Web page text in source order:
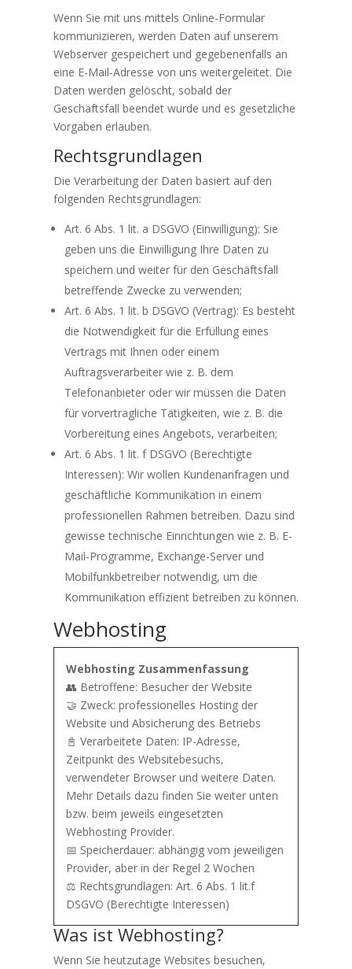
Wenn Sie mit uns mittels Online-Formular
kommunizieren, werden Daten auf unserem
Webserver gespeichert und gegebenenfalls an
eine E-Mail-Adresse von uns weitergeleitet. Die
Daten werden gelöscht, sobald der
Geschäftsfall beendet wurde und es gesetzliche
Vorgaben erlauben.
Rechtsgrundlagen
Die Verarbeitung der Daten basiert auf den
folgenden Rechtsgrundlagen:
Art. 6 Abs. 1 lit. a DSGVO (Einwilligung): Sie
geben uns die Einwilligung Ihre Daten zu
speichern und weiter für den Geschäftsfall
betreffende Zwecke zu verwenden;
Art. 6 Abs. 1 lit. b DSGVO (Vertrag): Es besteht
die Notwendigkeit für die Erfüllung eines
Vertrags mit Ihnen oder einem
Auftragsverarbeiter wie z. B. dem
Telefonanbieter oder wir müssen die Daten
für vorvertragliche Tätigkeiten, wie z. B. die
Vorbereitung eines Angebots, verarbeiten;
Art. 6 Abs. 1 lit. f DSGVO (Berechtigte
Interessen): Wir wollen Kundenanfragen und
geschäftliche Kommunikation in einem
professionellen Rahmen betreiben. Dazu sind
gewisse technische Einrichtungen wie z. B. E-
Mail-Programme, Exchange-Server und
Mobilfunkbetreiber notwendig, um die
Kommunikation effizient betreiben zu können.
Webhosting
Webhosting Zusammenfassung
👥 Betroffene: Besucher der Website
🤝 Zweck: professionelles Hosting der
Website und Absicherung des Betriebs
📓 Verarbeitete Daten: IP-Adresse,
Zeitpunkt des Websitebesuchs,
verwendeter Browser und weitere Daten.
Mehr Details dazu finden Sie weiter unten
bzw. beim jeweils eingesetzten
Webhosting Provider.
📅 Speicherdauer: abhängig vom jeweiligen
Provider, aber in der Regel 2 Wochen
⚖️ Rechtsgrundlagen: Art. 6 Abs. 1 lit.f
DSGVO (Berechtigte Interessen)
Was ist Webhosting?
Wenn Sie heutzutage Websites besuchen,